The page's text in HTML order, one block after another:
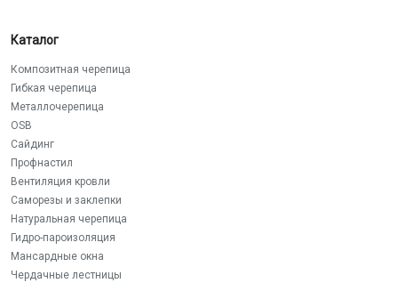
Каталог
Композитная черепица
Гибкая черепица
Металлочерепица
OSB
Сайдинг
Профнастил
Вентиляция кровли
Саморезы и заклепки
Натуральная черепица
Гидро-пароизоляция
Мансардные окна
Чердачные лестницы